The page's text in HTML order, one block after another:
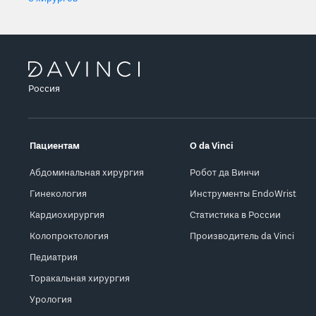
Россия
Пациентам
Абдоминальная хирургия
Гинекология
Кардиохирургия
Колопроктология
Педиатрия
Торакальная хирургия
Урология
О da Vinci
Робот да Винчи
Инструменты EndoWrist
Статистика в России
Производитель da Vinci